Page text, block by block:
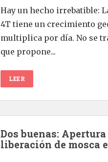
Hay un hecho irrebatible:
4T tiene un crecimiento
multiplica por día. No se
que propone...
LEER
Dos buenas:
liberación de mosca